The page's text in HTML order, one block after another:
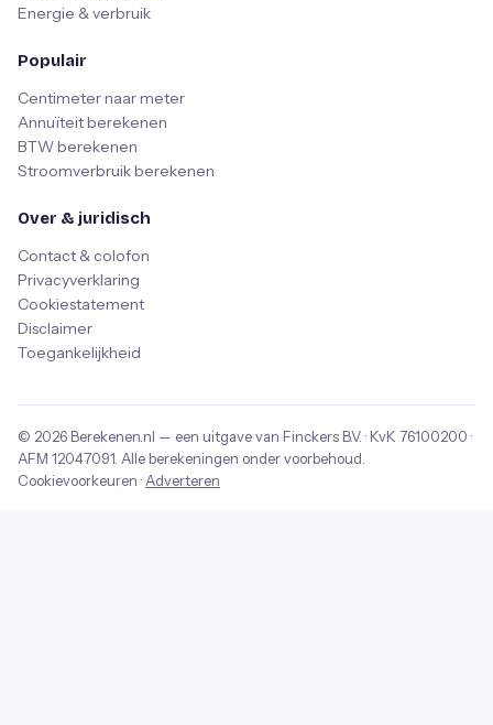
Energie & verbruik
Populair
Centimeter naar meter
Annuïteit berekenen
BTW berekenen
Stroomverbruik berekenen
Over & juridisch
Contact & colofon
Privacyverklaring
Cookiestatement
Disclaimer
Toegankelijkheid
© 2026 Berekenen.nl — een uitgave van Finckers B.V. · KvK 76100200 ·
AFM 12047091 . Alle berekeningen onder voorbehoud.
Cookievoorkeuren · Adverteren